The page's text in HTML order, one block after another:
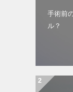
手術前
ル？